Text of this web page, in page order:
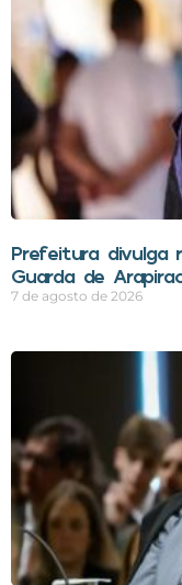
Prefeitura divulga
Guarda de
7 de agosto de 2026